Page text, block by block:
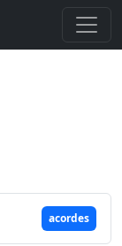
acordes